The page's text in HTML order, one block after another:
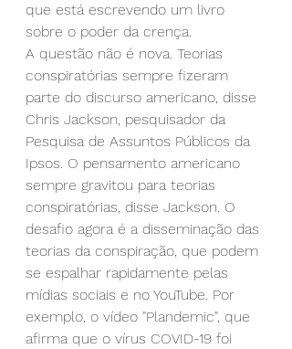
que está escrevendo um livro
sobre o poder da crença.
A questão não é nova. Teorias
conspiratórias sempre fizeram
parte do discurso americano, disse
Chris Jackson, pesquisador da
Pesquisa de Assuntos Públicos da
Ipsos. O pensamento americano
sempre gravitou para teorias
conspiratórias, disse Jackson. O
desafio agora é a disseminação das
teorias da conspiração, que podem
se espalhar rapidamente pelas
mídias sociais e no YouTube. Por
exemplo, o vídeo "Plandemic", que
afirma que o vírus COVID-19 foi